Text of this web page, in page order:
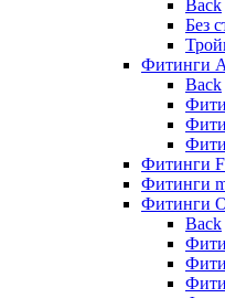
Back
Без
Фитинги
Back
Фитинги
Фитинги
Фитинги
Back